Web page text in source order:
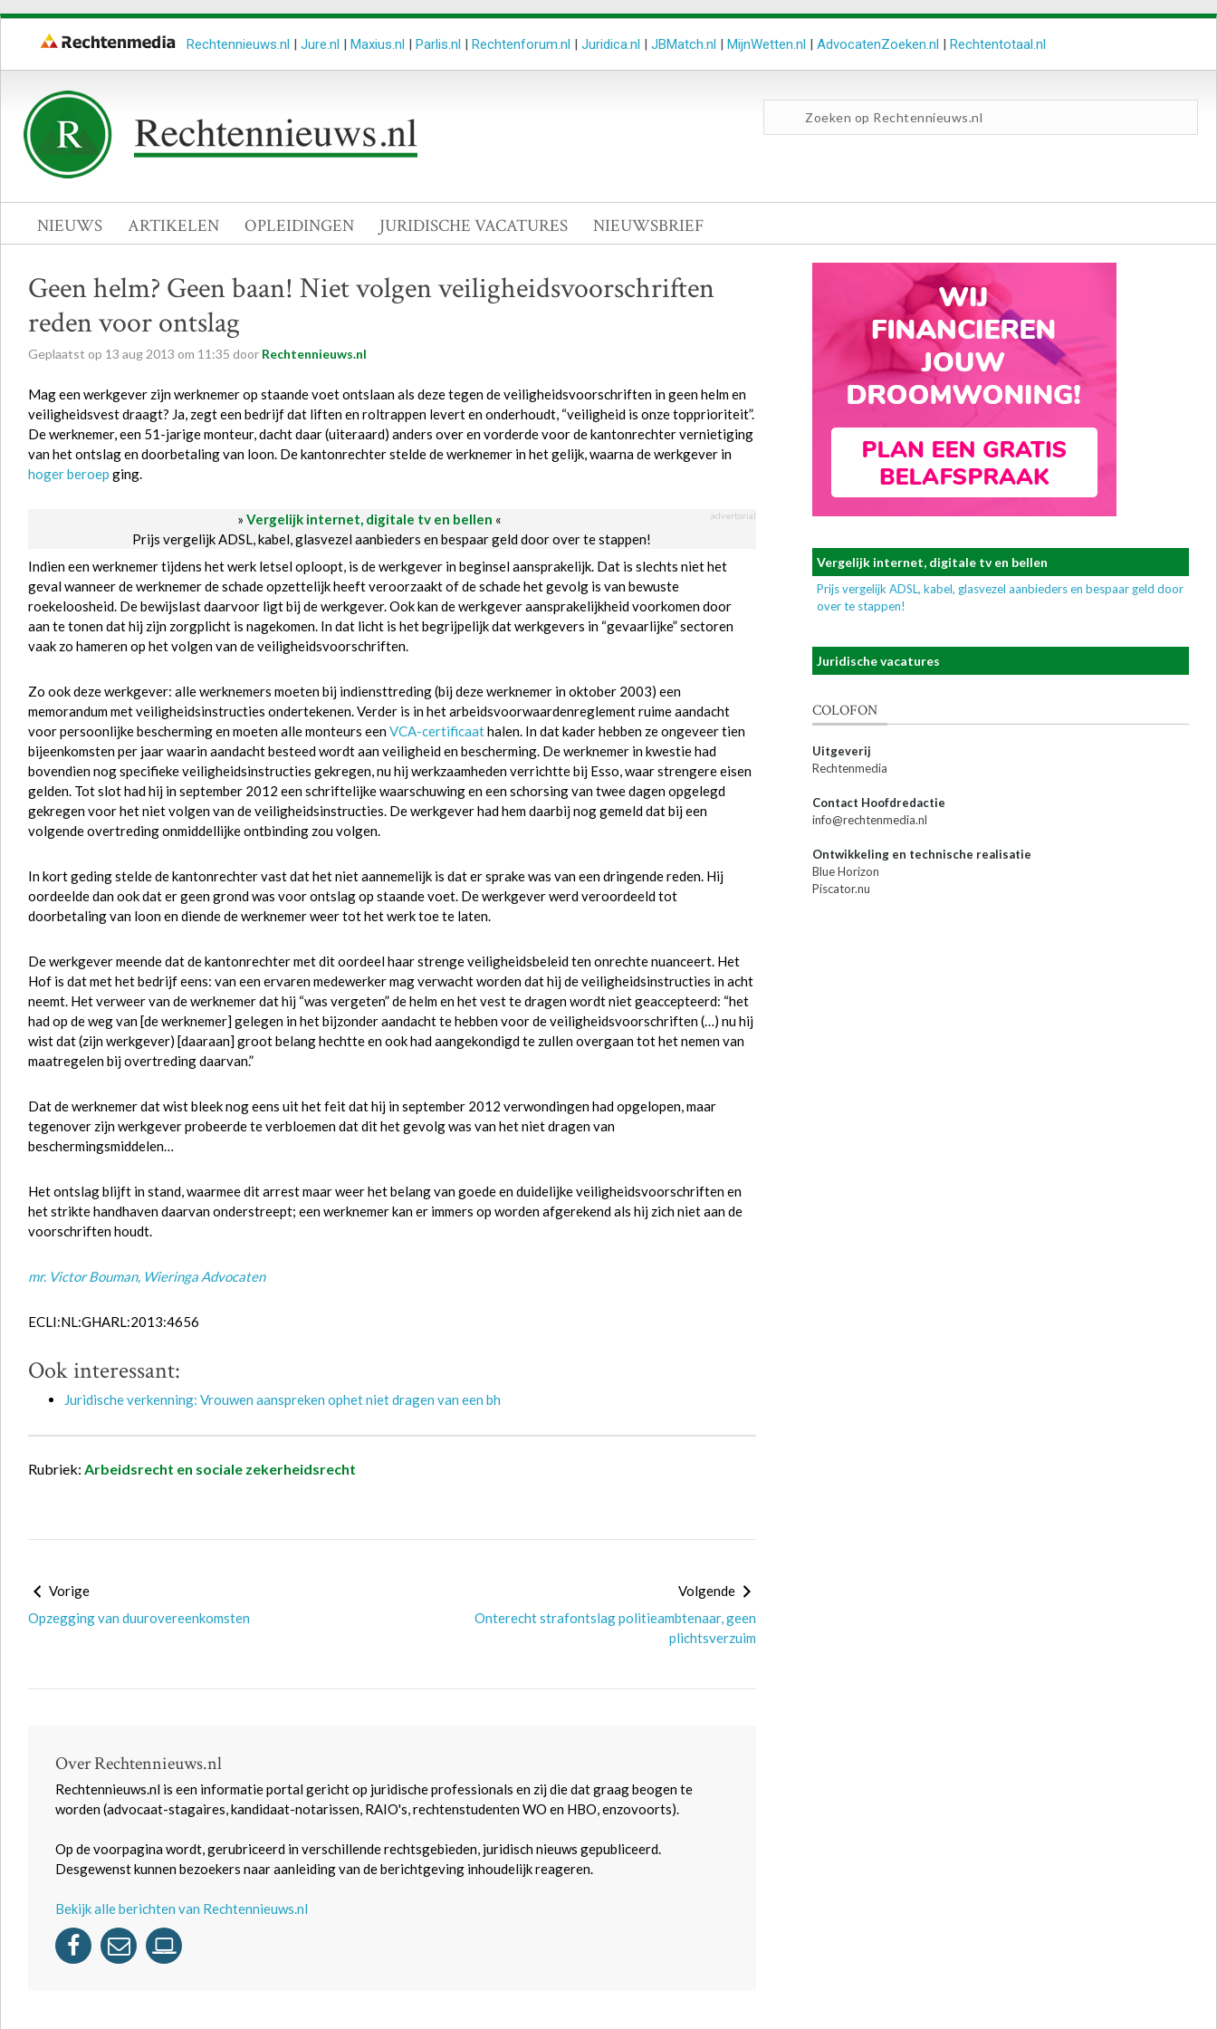
Rechtennieuws.nl | Jure.nl | Maxius.nl | Parlis.nl | Rechtenforum.nl | Juridica.nl | JBMatch.nl | MijnWetten.nl | AdvocatenZoeken.nl | Rechtentotaal.nl
NIEUWS ARTIKELEN OPLEIDINGEN JURIDISCHE VACATURES NIEUWSBRIEF
Geen helm? Geen baan! Niet volgen veiligheidsvoorschriften
reden voor ontslag
Geplaatst op 13 aug 2013 om 11:35 door Rechtennieuws.nl
Mag een werkgever zijn werknemer op staande voet ontslaan als deze tegen de veiligheidsvoorschriften in geen helm en
veiligheidsvest draagt? Ja, zegt een bedrijf dat liften en roltrappen levert en onderhoudt, “veiligheid is onze topprioriteit”.
De werknemer, een 51-jarige monteur, dacht daar (uiteraard) anders over en vorderde voor de kantonrechter vernietiging
van het ontslag en doorbetaling van loon. De kantonrechter stelde de werknemer in het gelijk, waarna de werkgever in
hoger beroep ging.
» Vergelijk internet, digitale tv en bellen « advertorial
Prijs vergelijk ADSL, kabel, glasvezel aanbieders en bespaar geld door over te stappen!
Indien een werknemer tijdens het werk letsel oploopt, is de werkgever in beginsel aansprakelijk. Dat is slechts niet het
geval wanneer de werknemer de schade opzettelijk heeft veroorzaakt of de schade het gevolg is van bewuste
roekeloosheid. De bewijslast daarvoor ligt bij de werkgever. Ook kan de werkgever aansprakelijkheid voorkomen door
aan te tonen dat hij zijn zorgplicht is nagekomen. In dat licht is het begrijpelijk dat werkgevers in “gevaarlijke” sectoren
vaak zo hameren op het volgen van de veiligheidsvoorschriften.
Zo ook deze werkgever: alle werknemers moeten bij indiensttreding (bij deze werknemer in oktober 2003) een
memorandum met veiligheidsinstructies ondertekenen. Verder is in het arbeidsvoorwaardenreglement ruime aandacht
voor persoonlijke bescherming en moeten alle monteurs eenVCA-certificaathalen. In dat kader hebben ze ongeveer tien
bijeenkomsten per jaar waarin aandacht besteed wordt aan veiligheid en bescherming. De werknemer in kwestie had
bovendien nog specifieke veiligheidsinstructies gekregen, nu hij werkzaamheden verrichtte bij Esso, waar strengere eisen
gelden. Tot slot had hij in september 2012 een schriftelijke waarschuwing en een schorsing van twee dagen opgelegd
gekregen voor het niet volgen van de veiligheidsinstructies. De werkgever had hem daarbij nog gemeld dat bij een
volgende overtreding onmiddellijke ontbinding zou volgen.
In kort geding stelde de kantonrechter vast dat het niet aannemelijk is dat er sprake was van een dringende reden. Hij
oordeelde dan ook dat er geen grond was voor ontslag op staande voet. De werkgever werd veroordeeld tot
doorbetaling van loon en diende de werknemer weer tot het werk toe te laten.
De werkgever meende dat de kantonrechter met dit oordeel haar strenge veiligheidsbeleid ten onrechte nuanceert. Het
Hof is dat met het bedrijf eens: van een ervaren medewerker mag verwacht worden dat hij de veiligheidsinstructies in acht
neemt. Het verweer van de werknemer dat hij “was vergeten” de helm en het vest te dragen wordt niet geaccepteerd: “het
had op de weg van [de werknemer] gelegen in het bijzonder aandacht te hebben voor de veiligheidsvoorschriften (…) nu hij
wist dat (zijn werkgever) [daaraan] groot belang hechtte en ook had aangekondigd te zullen overgaan tot het nemen van
maatregelen bij overtreding daarvan.”
Dat de werknemer dat wist bleek nog eens uit het feit dat hij in september 2012 verwondingen had opgelopen, maar
tegenover zijn werkgever probeerde te verbloemen dat dit het gevolg was van het niet dragen van
beschermingsmiddelen…
Het ontslag blijft in stand, waarmee dit arrest maar weer het belang van goede en duidelijke veiligheidsvoorschriften en
het strikte handhaven daarvan onderstreept; een werknemer kan er immers op worden afgerekend als hij zich niet aan de
voorschriften houdt.
mr. Victor Bouman, Wieringa Advocaten
ECLI:NL:GHARL:2013:4656
Ook interessant:
Juridische verkenning: Vrouwen aanspreken ophet niet dragen van een bh
Rubriek: Arbeidsrecht en sociale zekerheidsrecht
Vorige
Opzegging van duurovereenkomsten
Volgende
Onterecht strafontslag politieambtenaar, geen
plichtsverzuim
Over Rechtennieuws.nl
Rechtennieuws.nl is een informatie portal gericht op juridische professionals en zij die dat graag beogen te
worden (advocaat-stagaires, kandidaat-notarissen, RAIO's, rechtenstudenten WO en HBO, enzovoorts).
Op de voorpagina wordt, gerubriceerd in verschillende rechtsgebieden, juridisch nieuws gepubliceerd.
Desgewenst kunnen bezoekers naar aanleiding van de berichtgeving inhoudelijk reageren.
Bekijk alle berichten van Rechtennieuws.nl
Vergelijk internet, digitale tv en bellen
Prijs vergelijk ADSL, kabel, glasvezel aanbieders en bespaar geld door
over te stappen!
Juridische vacatures
COLOFON
Uitgeverij
Rechtenmedia
Contact Hoofdredactie
info@rechtenmedia.nl
Ontwikkeling en technische realisatie
Blue Horizon
Piscator.nu